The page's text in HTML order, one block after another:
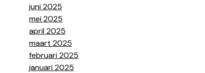
juni 2025
mei 2025
april 2025
maart 2025
februari 2025
januari 2025